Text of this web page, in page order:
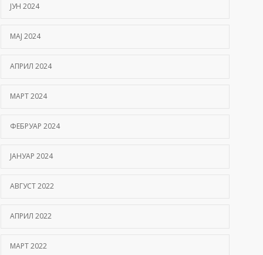
ЈУН 2024
МАЈ 2024
АПРИЛ 2024
МАРТ 2024
ФЕБРУАР 2024
ЈАНУАР 2024
АВГУСТ 2022
АПРИЛ 2022
МАРТ 2022